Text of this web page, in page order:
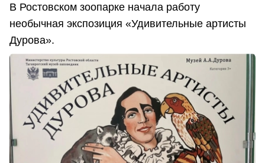
В Ростовском зоопарке начала работу
необычная экспозиция «Удивительные артисты
Дурова».